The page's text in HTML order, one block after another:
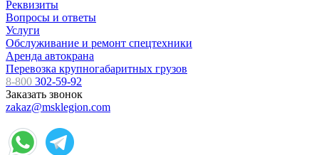
Реквизиты
Вопросы и ответы
Услуги
Обслуживание и ремонт спецтехники
Аренда автокрана
Перевозка крупногабаритных грузов
8-800 302-59-92
Заказать звонок
zakaz@msklegion.com